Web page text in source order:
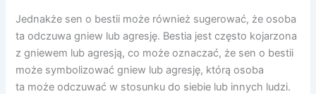
Jednakże sen o bestii może również sugerować, że osoba
ta odczuwa gniew lub agresję. Bestia jest często kojarzona
z gniewem lub agresją, co może oznaczać, że sen o bestii
może symbolizować gniew lub agresję, którą osoba
ta może odczuwać w stosunku do siebie lub innych ludzi.